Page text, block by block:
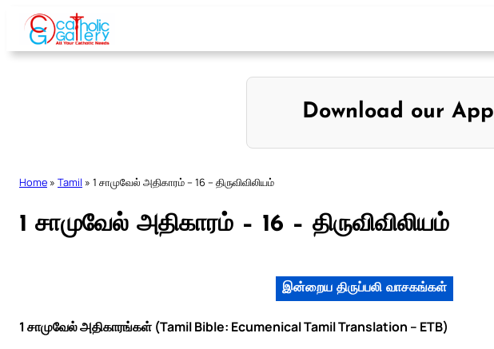
Skip
content
Download our App
Home » Tamil » 1 சாமுவேல் அதிகாரம் – 16 – திருவிவிலியம்
1 சாமுவேல் அதிகாரம் – 16 – திருவிவிலியம்
இன்றைய திருப்பலி வாசகங்கள்
1 சாமுவேல் அதிகாரங்கள் (Tamil Bible: Ecumenical Tamil Translation – ETB)